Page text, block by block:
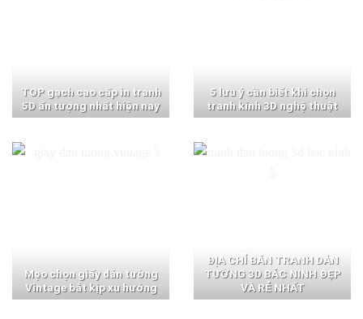
TOP gạch cao cấp in tranh
5D ấn tượng nhất hiện nay
5 lưu ý cần biết khi chọn
tranh kính 3D nghệ thuật
Mẹo chọn giấy dán tường
Vintage bắt kịp xu hướng
ĐỊA CHỈ BÁN TRANH DÁN
TƯỜNG 3D BẮC NINH ĐẸP
VÀ RẺ NHẤT